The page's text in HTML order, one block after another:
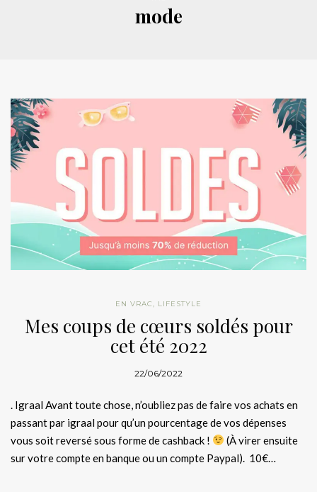
mode
EN VRAC, LIFESTYLE
Mes coups de cœurs soldés pour
cet été 2022
22/06/2022
. Igraal Avant toute chose, n’oubliez pas de faire vos achats en
passant par igraal pour qu’un pourcentage de vos dépenses
vous soit reversé sous forme de cashback !
(À virer ensuite
sur votre compte en banque ou un compte Paypal). 10€…